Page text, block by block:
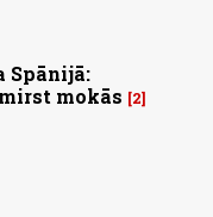
Spānijā:
mokās
2